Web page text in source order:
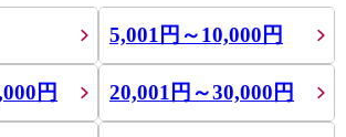
5,001円～10,000円
円 20,001円～30,000円